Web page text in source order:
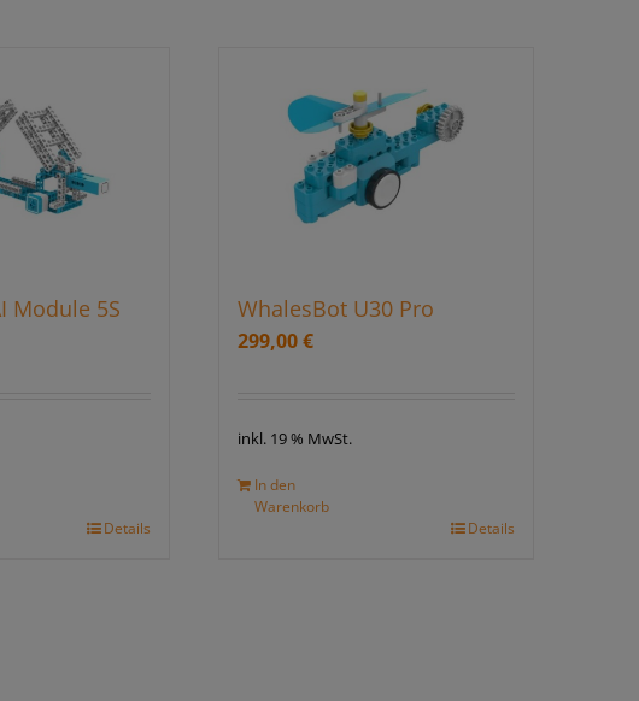
Module 5S
Details
WhalesBot U30 Pro
299,00€
inkl. 19 % MwSt.
In den
Warenkorb
Details